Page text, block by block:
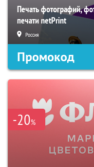
Печать фотографий,
печати netPrint
Россия
Промокод
-20%